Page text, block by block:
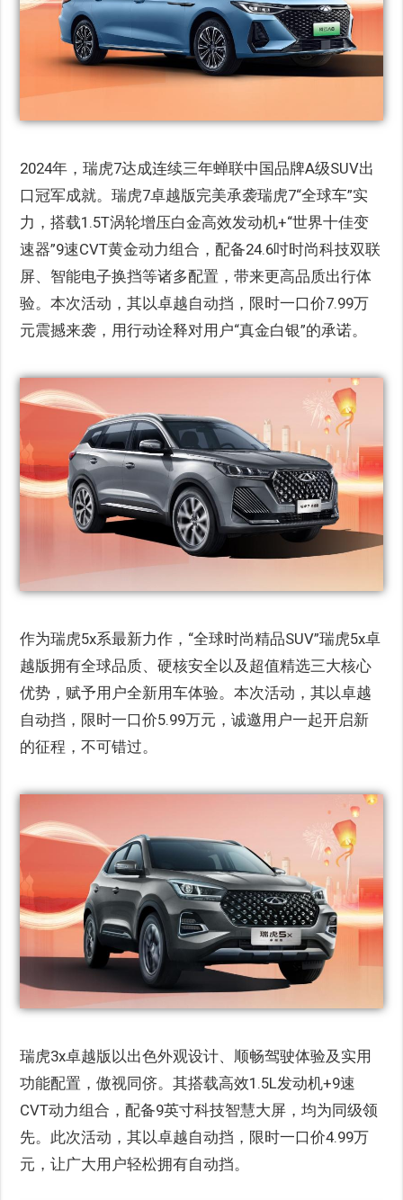
2024年，瑞虎7达成连续三年蝉联中国品牌A级SUV出
口冠军成就。瑞虎7卓越版完美承袭瑞虎7“全球车”实
力，搭载1.5T涡轮增压白金高效发动机+“世界十佳变
速器”9速CVT黄金动力组合，配备24.6吋时尚科技双联
屏、智能电子换挡等诸多配置，带来更高品质出行体
验。本次活动，其以卓越自动挡，限时一口价7.99万
元震撼来袭，用行动诠释对用户“真金白银”的承诺。
作为瑞虎5x系最新力作，“全球时尚精品SUV”瑞虎5x卓
越版拥有全球品质、硬核安全以及超值精选三大核心
优势，赋予用户全新用车体验。本次活动，其以卓越
自动挡，限时一口价5.99万元，诚邀用户一起开启新
的征程，不可错过。
瑞虎3x卓越版以出色外观设计、顺畅驾驶体验及实用
功能配置，傲视同侪。其搭载高效1.5L发动机+9速
CVT动力组合，配备9英寸科技智慧大屏，均为同级领
先。此次活动，其以卓越自动挡，限时一口价4.99万
元，让广大用户轻松拥有自动挡。